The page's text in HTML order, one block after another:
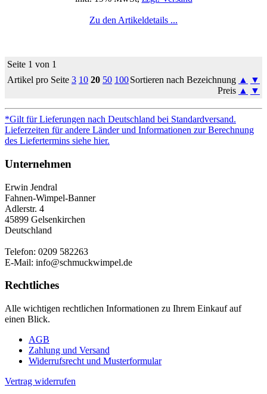
Zu den Artikeldetails ...
Seite 1 von 1
Artikel pro Seite 3 10 20 50 100Sortieren nach Bezeichnung ▲
▼
Preis ▲ ▼
*Gilt für Lieferungen nach Deutschland bei Standardversand.
Lieferzeiten für andere Länder und Informationen zur Berechnung
des Liefertermins siehe hier.
Unternehmen
Erwin Jendral
Fahnen-Wimpel-Banner
Adlerstr. 4
45899 Gelsenkirchen
Deutschland
Telefon: 0209 582263
E-Mail: info@schmuckwimpel.de
Rechtliches
Alle wichtigen rechtlichen Informationen zu Ihrem Einkauf auf
einen Blick.
AGB
Zahlung und Versand
Widerrufsrecht und Musterformular
Vertrag widerrufen